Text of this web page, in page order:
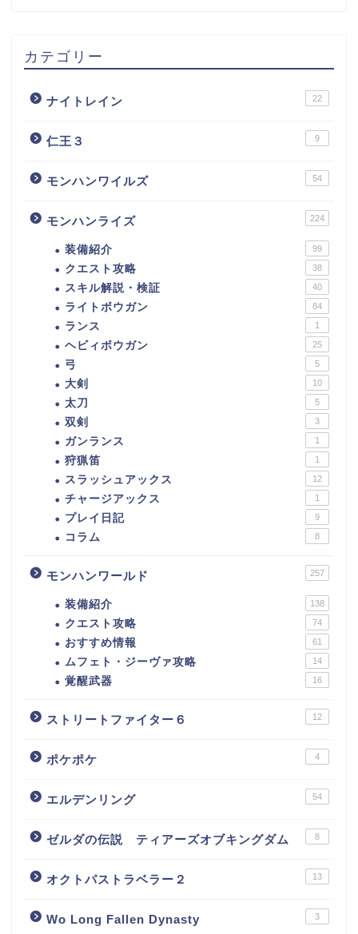
カテゴリー
ナイトレイン 22
仁王３ 9
モンハンワイルズ 54
モンハンライズ 224
装備紹介 99
クエスト攻略 38
スキル解説・検証 40
ライトボウガン 84
ランス 1
ヘビィボウガン 25
弓 5
大剣 10
太刀 5
双剣 3
ガンランス 1
狩猟笛 1
スラッシュアックス 12
チャージアックス 1
プレイ日記 9
コラム 8
モンハンワールド 257
装備紹介 138
クエスト攻略 74
おすすめ情報 61
ムフェト・ジーヴァ攻略 14
覚醒武器 16
ストリートファイター６ 12
ポケポケ 4
エルデンリング 54
ゼルダの伝説 ティアーズオブキングダム 8
オクトパストラベラー２ 13
Wo Long Fallen Dynasty 3